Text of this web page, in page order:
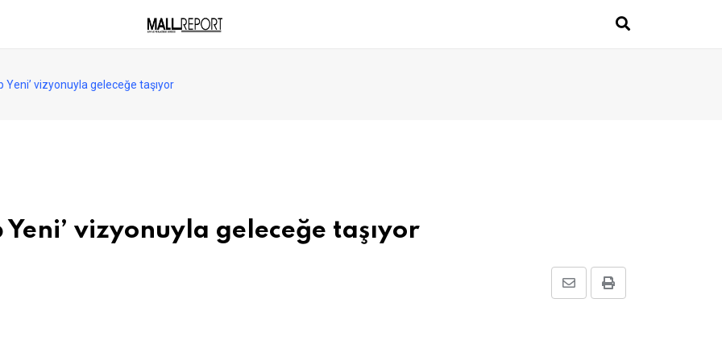
Yeni’ vizyonuyla geleceğe taşıyor
Yeni’ vizyonuyla geleceğe taşıyor
Print
Share